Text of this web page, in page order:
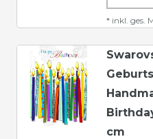
* inkl. ges.
cm